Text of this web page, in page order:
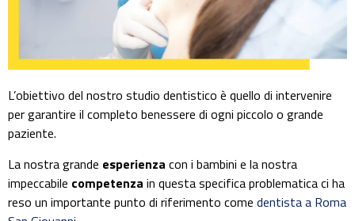
L’obiettivo del nostro studio dentistico è quello di intervenire
per garantire il completo benessere di ogni piccolo o grande
paziente.
La nostra grande esperienza con i bambini e la nostra
impeccabile competenza in questa specifica problematica ci ha
reso un importante punto di riferimento come dentista a Roma